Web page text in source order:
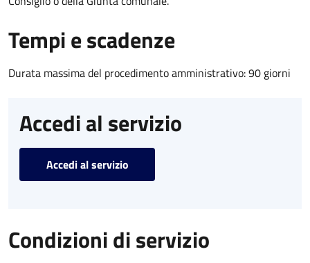
Tempi e scadenze
Durata massima del procedimento amministrativo: 90 giorni
Accedi al servizio
Accedi al servizio
Condizioni di servizio